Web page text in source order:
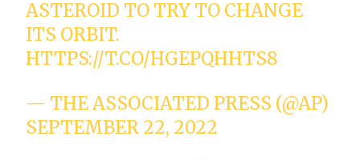
ASTEROID TO TRY TO CHANGE
ITS ORBIT.
HTTPS://T.CO/HGEPQHHTS8
— THE ASSOCIATED PRESS (@AP)
SEPTEMBER 22, 2022